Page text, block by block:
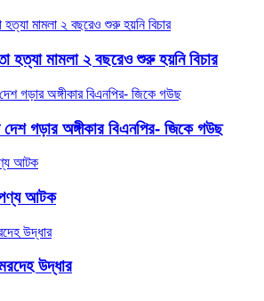
হত্যা মামলা ২ বছরেও শুরু হয়নি বিচার
গড়ার অঙ্গীকার বিএনপির- জিকে গউছ
পণ্য আটক
উদ্ধার